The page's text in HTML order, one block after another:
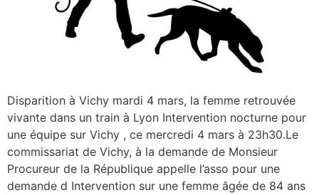
Disparition à Vichy mardi 4 mars, la femme retrouvée
vivante dans un train à Lyon Intervention nocturne pour
une équipe sur Vichy , ce mercredi 4 mars à 23h30.Le
commissariat de Vichy, à la demande de Monsieur
Procureur de la République appelle l’asso pour une
demande d Intervention sur une femme âgée de 84 ans